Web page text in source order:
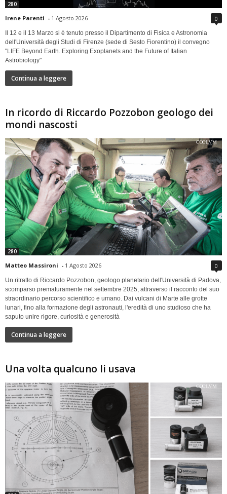
280
Irene Parenti - 1 Agosto 2026 0
Il 12 e il 13 Marzo si è tenuto presso il Dipartimento di Fisica e Astronomia
dell'Università degli Studi di Firenze (sede di Sesto Fiorentino) il convegno
"LIFE Beyond Earth. Exploring Exoplanets and the Future of Italian
Astrobiology"
Continua a leggere
In ricordo di Riccardo Pozzobon geologo dei
mondi nascosti
280
Matteo Massironi - 1 Agosto 2026 0
Un ritratto di Riccardo Pozzobon, geologo planetario dell'Università di Padova,
scomparso prematuramente nel settembre 2025, attraverso il racconto del suo
straordinario percorso scientifico e umano. Dai vulcani di Marte alle grotte
lunari, fino alla formazione degli astronauti, l'eredità di uno studioso che ha
saputo unire rigore, curiosità e generosità
Continua a leggere
Una volta qualcuno li usava